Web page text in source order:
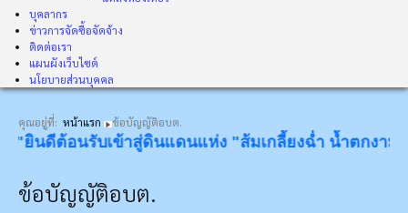
บุคลากร
ข่าวการจัดซื้อจัดจ้าง
ติดต่อเรา
แผนผังเว็บไซต์
นโยบายส่วนบุคคล
คุณอยู่ที่: หน้าแรก ข้อบัญญัติอบต.
ดีต้อนรับเข้าสู่ดินแดนแห่ง "ส้มเกลี้ยงฉ่ำ น้ำตกงาม โป่
ข้อบัญญัติอบต.